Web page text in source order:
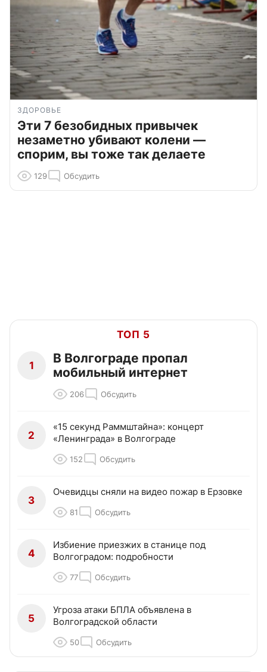
ЗДОРОВЬЕ
Эти 7 безобидных привычек
незаметно убивают колени —
спорим, вы тоже так делаете
129 Обсудить
ТОП 5
1
В Волгограде пропал
мобильный интернет
206 Обсудить
2
«15 секунд Раммштайна»: концерт
«Ленинграда» в Волгограде
152 Обсудить
3
Очевидцы сняли на видео пожар в Ерзовке
81 Обсудить
4
Избиение приезжих в станице под
Волгоградом: подробности
77 Обсудить
5
Угроза атаки БПЛА объявлена в
Волгоградской области
50 Обсудить